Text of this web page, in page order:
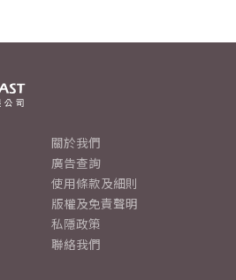
關於我們
廣告查詢
使用條款及細則
版權及免責聲明
私隱政策
聯絡我們